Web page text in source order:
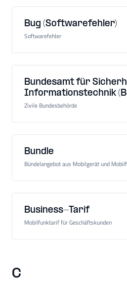
Bug (Softwarefehler)
Softwarefehler
Bundesamt für
Informationstechnik
Zivile Bundesbehörde
Bundle
Bündelangebot aus Mobilgerät und
Business-Tarif
Mobilfunktarif für Geschäftskunden
C